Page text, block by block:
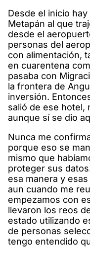
Desde el inicio
Metapán al que
desde el
personas del
con alimentación,
en cuarentena
pasaba con
la frontera de
inversión.
salió de ese hotel,
aunque sí se dio
Nunca me
porque eso se
mismo que
proteger sus
esa manera y
aun cuando me
empezamos con
llevaron los reos
estado utilizando
de personas
tengo entendido